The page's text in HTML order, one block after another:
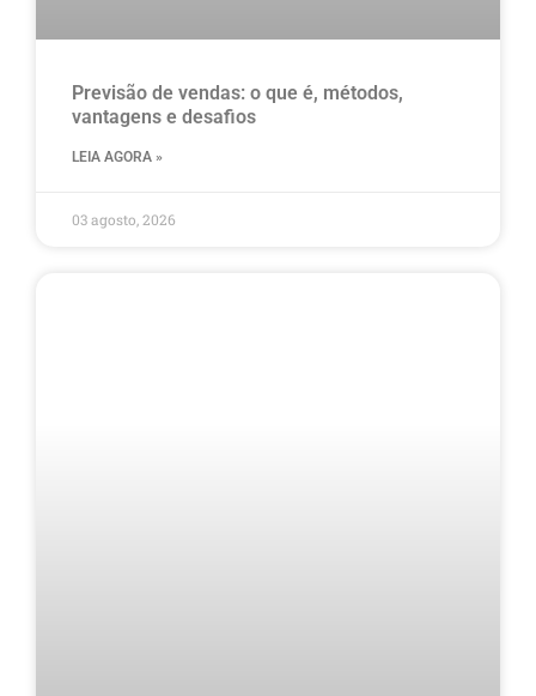
Previsão de vendas: o que é, métodos,
vantagens e desafios
LEIA AGORA »
03 agosto, 2026